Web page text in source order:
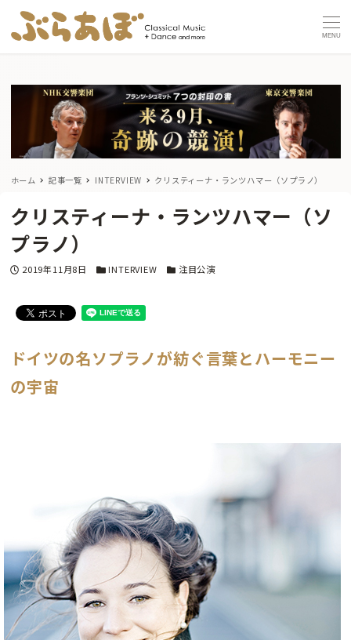
MENU
ホーム 記事一覧 INTERVIEW クリスティーナ・ランツハマー（ソプラノ）
クリスティーナ・ランツハマー（ソ
プラノ）
投稿日
2019年11月8日 カテゴリー
INTERVIEW カテゴリー
注目公演
ドイツの名ソプラノが紡ぐ言葉とハーモニー
の宇宙